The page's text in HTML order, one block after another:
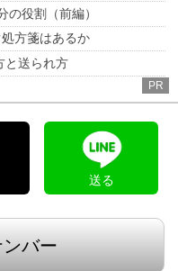
の役割（前編）
方箋はあるか
と送られ方
PR
送る
バー